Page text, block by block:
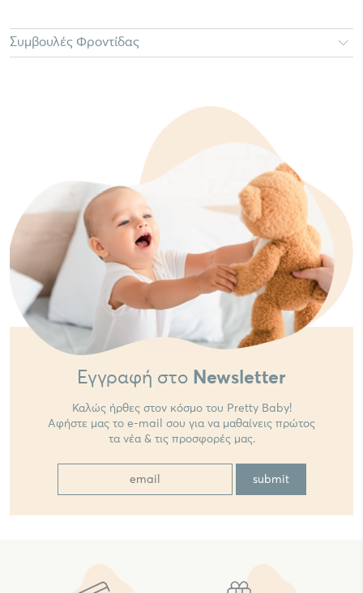
Συμβουλές Φροντίδας
Εγγραφή στο Newsletter
Καλώς ήρθες στον κόσμο του Pretty Baby!
Αφήστε μας το e-mail σου για να μαθαίνεις πρώτος
τα νέα & τις προσφορές μας.